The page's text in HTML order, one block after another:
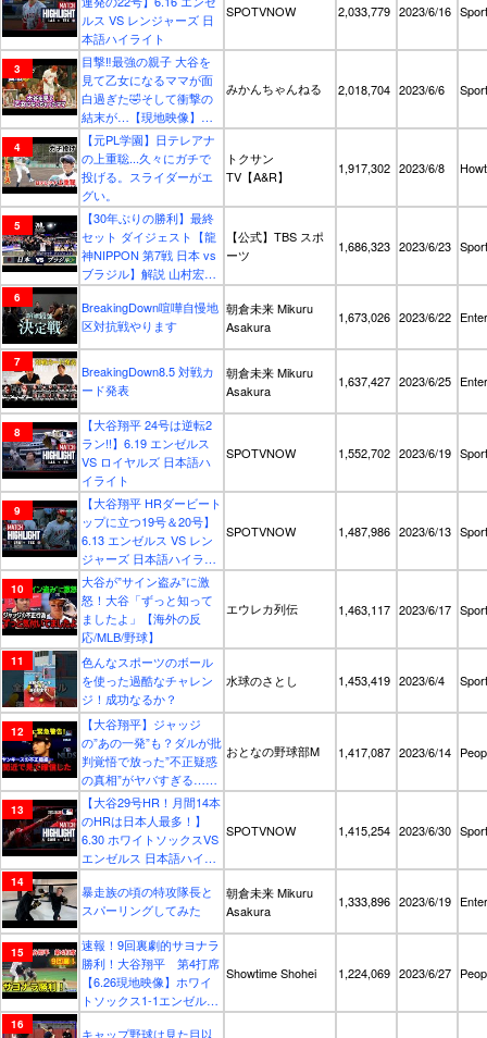
ルス VS レンジャーズ 日
本語ハイライト
SPOTVNOW 2,033,779 2023/6/16
目撃‼️最強の親子 大谷を
見て乙女になるママが面
白過ぎた🤣そして衝撃の
結末が…【現地映像】
ShoheiOhtani Angels
みかんちゃんねる 2,018,704 2023/6/6
【元PL学園】日テレアナ
の上重聡...久々にガチで
投げる。スライダーがエ
グい。
トクサン
TV【A&R】
1,917,302 2023/6/8
【30年ぶりの勝利】最終
セット ダイジェスト【龍
神NIPPON 第7戦 日本 vs
ブラジル】解説 山村宏太
// バレーボールネーショ
ンズリーグ2023
【公式】TBS スポ
ーツ
1,686,323 2023/6/23
BreakingDown喧嘩自慢地
区対抗戦やります
朝倉未来 Mikuru
Asakura
1,673,026 2023/6/22
BreakingDown8.5 対戦カ
ード発表
朝倉未来 Mikuru
Asakura
1,637,427 2023/6/25
【大谷翔平 24号は逆転2
ラン!!】6.19 エンゼルス
VS ロイヤルズ 日本語ハ
イライト
SPOTVNOW 1,552,702 2023/6/19
【大谷翔平 HRダービート
ップに立つ19号＆20号】
6.13 エンゼルス VS レン
ジャーズ 日本語ハイライ
ト
SPOTVNOW 1,487,986 2023/6/13
大谷が”サイン盗み”に激
怒！大谷「ずっと知って
ましたよ」【海外の反
応/MLB/野球】
エウレカ列伝 1,463,117 2023/6/17
色んなスポーツのボール
を使った過酷なチャレン
ジ！成功なるか？
水球のさとし 1,453,419 2023/6/4
【大谷翔平】ジャッジ
の”あの一発”も？ダルが批
判覚悟で放った”不正疑惑
の真相”がヤバすぎる…
「ア・リーグ東地区の“イ
ンチキ”に気をつけろ !」
【海外の反応】
おとなの野球部M 1,417,087 2023/6/14
【大谷29号HR！月間14本
のHRは日本人最多！】
6.30 ホワイトソックスVS
エンゼルス 日本語ハイラ
イト #MLB
SPOTVNOW 1,415,254 2023/6/30
暴走族の頃の特攻隊長と
スパーリングしてみた
朝倉未来 Mikuru
Asakura
1,333,896 2023/6/19
速報！9回裏劇的サヨナラ
勝利！大谷翔平 第4打席
【6.26現地映像】ホワイ
トソックス1-1エンゼルス
3番DH大谷翔平 9回裏無
Showtime Shohei 1,224,069 2023/6/27
キャップ野球は見た目以